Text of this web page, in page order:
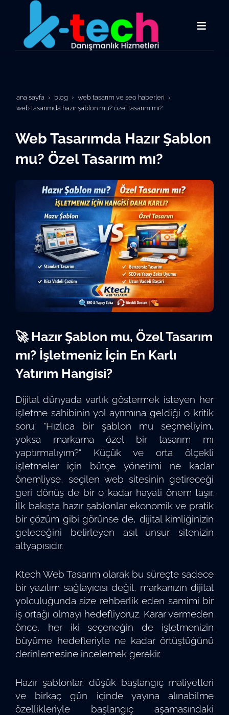
ana sayfa blog
web tasarım ve seo haberleri
web tasarımda hazır şablon mu? özel tasarım mı?
Web Tasarımda Hazır Şablon
mu? Özel Tasarım mı?
🚀 Hazır Şablon mu, Özel Tasarım
mı? İşletmeniz İçin En Karlı
Yatırım Hangisi?
Dijital dünyada varlık göstermek isteyen her
işletme sahibinin yol ayrımına geldiği o kritik
soru: "Hızlıca bir şablon mu seçmeliyim,
yoksa markama özel bir tasarım mı
yaptırmalıyım?" Küçük ve orta ölçekli
işletmeler için bütçe yönetimi ne kadar
önemliyse, seçilen web sitesinin getireceği
geri dönüş de bir o kadar hayati önem taşır.
İlk bakışta hazır şablonlar ekonomik ve pratik
bir çözüm gibi görünse de, dijital kimliğinizin
geleceğini belirleyen asıl unsur sitenizin
altyapısıdır.
Ktech Web Tasarım olarak bu süreçte sadece
bir yazılım sağlayıcısı değil, markanızın dijital
yolculuğunda size rehberlik eden samimi bir
iş ortağı olmayı hedefliyoruz. Karar vermeden
önce, her iki seçeneğin de işletmenizin
büyüme hedefleriyle ne kadar örtüştüğünü
derinlemesine incelemek gerekir.
Hazır şablonlar, düşük başlangıç maliyetleri
ve birkaç gün içinde yayına alınabilme
özellikleriyle başlangıç aşamasındaki